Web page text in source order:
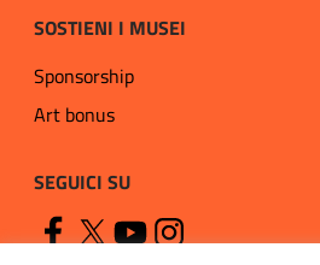
SOSTIENI I MUSEI
Sponsorship
Art bonus
SEGUICI SU